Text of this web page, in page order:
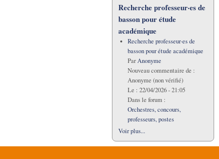
Recherche professeur·es de
basson pour étude
académique
Recherche professeur·es de
basson pour étude académique
ParAnonyme
Nouveau commentaire de :
Anonyme (non vérifié)
Le : 22/04/2026 - 21:05
Dans le forum :
Orchestres, concours,
professeurs, postes
Voir plus...